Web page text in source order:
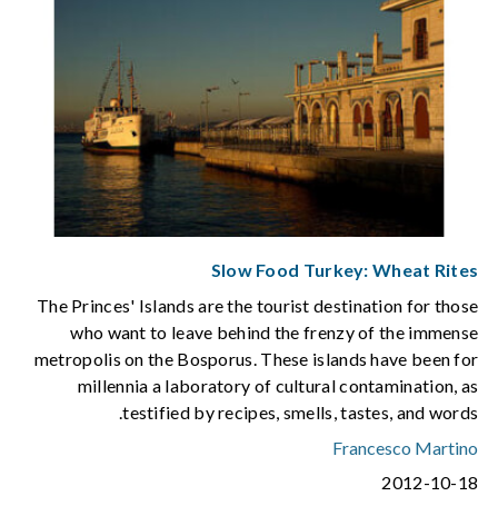
Slow Food Turkey: Wheat Rites
The Princes' Islands are the tourist destination for those
who want to leave behind the frenzy of the immense
metropolis on the Bosporus. These islands have been for
millennia a laboratory of cultural contamination, as
testified by recipes, smells, tastes, and words.
Francesco Martino
2012-10-18